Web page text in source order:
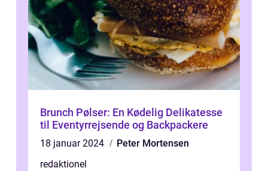
Brunch Pølser: En Kødelig Delikatesse
til Eventyrrejsende og Backpackere
18 januar 2024
Peter Mortensen
redaktionel